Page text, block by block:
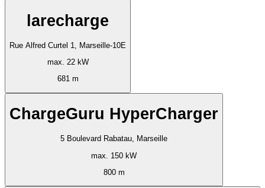
larecharge
Rue Alfred Curtel 1, Marseille-10E
max. 22 kW
681 m
ChargeGuru HyperCharger
5 Boulevard Rabatau, Marseille
max. 150 kW
800 m